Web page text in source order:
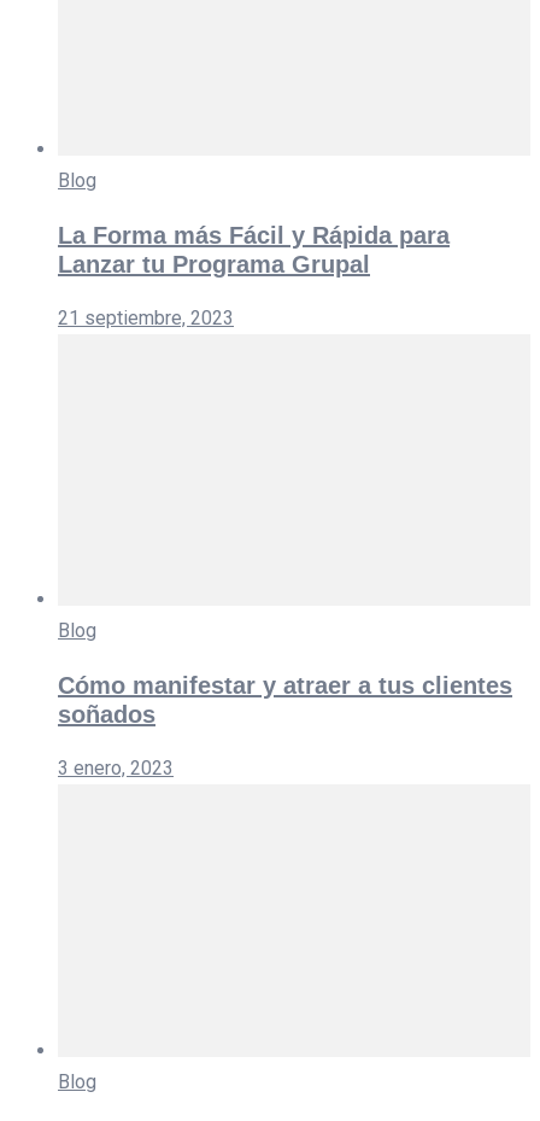
Blog
La Forma más Fácil y Rápida para
Lanzar tu Programa Grupal
21 septiembre, 2023
Blog
Cómo manifestar y atraer a tus clientes
soñados
3 enero, 2023
Blog